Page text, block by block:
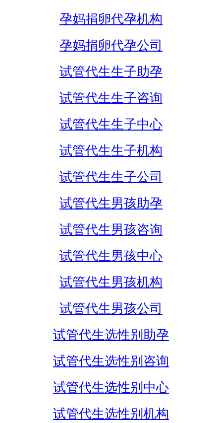
孕妈捐卵代孕机构
孕妈捐卵代孕公司
试管代生生子助孕
试管代生生子咨询
试管代生生子中心
试管代生生子机构
试管代生生子公司
试管代生男孩助孕
试管代生男孩咨询
试管代生男孩中心
试管代生男孩机构
试管代生男孩公司
试管代生选性别助孕
试管代生选性别咨询
试管代生选性别中心
试管代生选性别机构